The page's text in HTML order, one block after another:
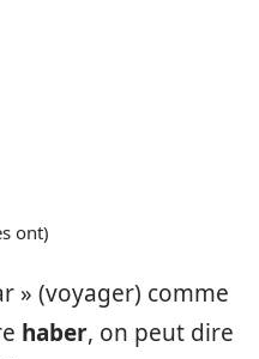
ont)
» (voyager) comme
haber, on peut dire